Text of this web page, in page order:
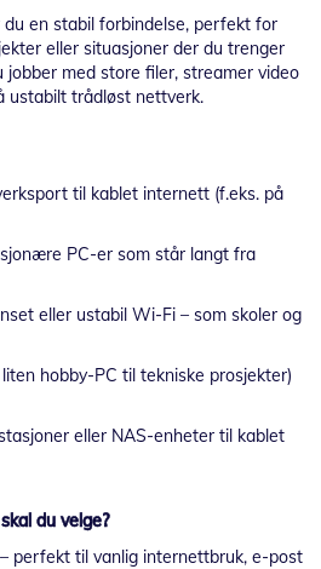
en stabil forbindelse, perfekt for
eller situasjoner der du trenger
jobber med store filer, streamer video
ustabilt trådløst nettverk.
til kablet internett (f.eks. på
PC-er som står langt fra
eller ustabil Wi-Fi – som skoler og
hobby-PC til tekniske prosjekter)
eller NAS-enheter til kablet
du velge?
perfekt til vanlig internettbruk, e-post